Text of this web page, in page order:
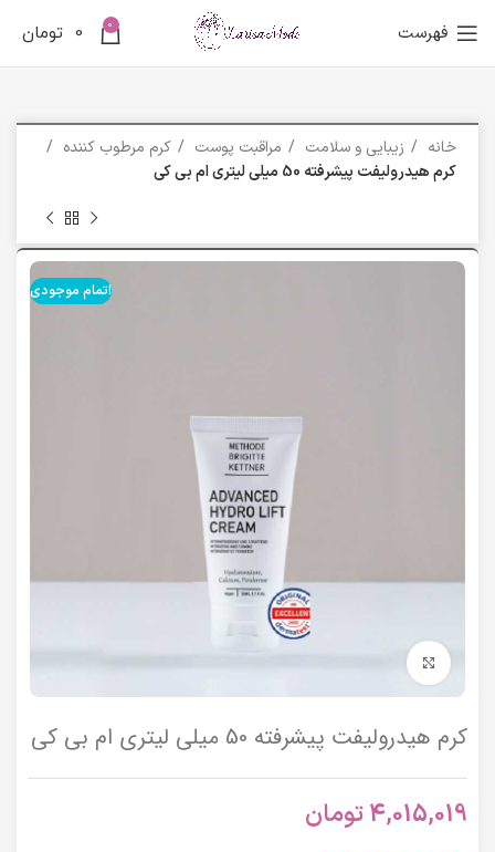
فهرست 0
0 تومان
خانه زیبایی و سلامت مراقبت پوست
کرم مرطوب کننده
کرم هیدرولیفت پیشرفته 50 میلی لیتری ام بی کی
اتمام موجودی
کرم هیدرولیفت پیشرفته 50 میلی لیتری ام بی کی
4,015,019تومان